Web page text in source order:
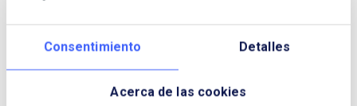
Consentimiento Detalles
Acerca de las cookies
UNA REACTIVACIÓN SOSTENIBLE Y